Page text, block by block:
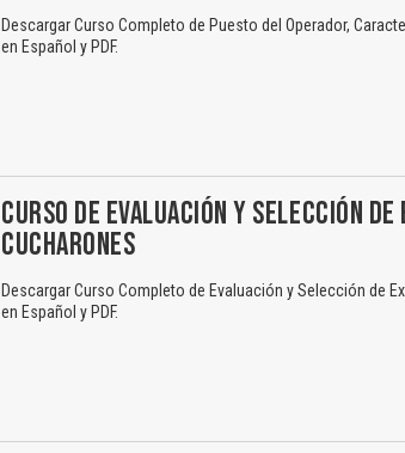
Descargar Curso Completo de Puesto del Operador,
en Español y PDF.
CURSO DE EVALUACIÓN Y SELECCIÓN
CUCHARONES
Descargar Curso Completo de Evaluación y Selección de
en Español y PDF.